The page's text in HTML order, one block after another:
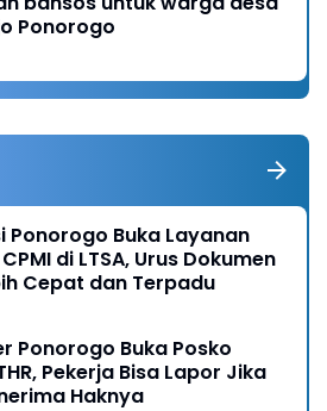
Ponorogo
Ponorogo Buka Layanan
di LTSA, Urus Dokumen
Cepat dan Terpadu
Ponorogo Buka Posko
Pekerja Bisa Lapor Jika
Haknya